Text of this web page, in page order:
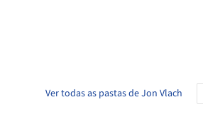
Ver todas as pastas de Jon Vlach